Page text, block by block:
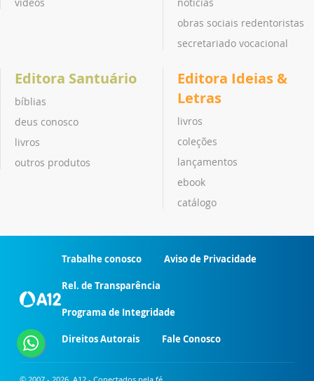
vídeos
notícias
obras sociais redentoristas
secretariado vocacional
Editora Santuário
bíblias
deus conosco
livros
outros produtos
Editora Ideias &
Letras
livros
coleções
lançamentos
ebook
catálogo
Trabalhe conosco Aviso de Privacidade
Rel. de Transparência
Programa de Integridade
Direitos Autorais Fale Conosco